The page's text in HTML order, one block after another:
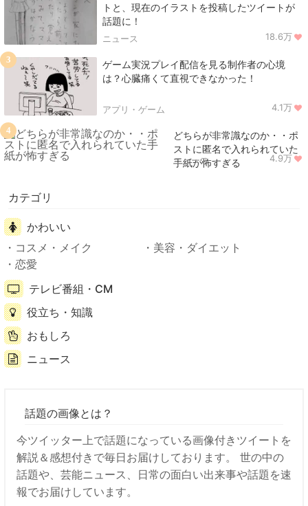
トと、現在のイラストを投稿したツイートが
話題に！
ニュース 18.6万
ゲーム実況プレイ配信を見る制作者の心境
は？心臓痛くて直視できなかった！
アプリ・ゲーム 4.1万
3
どちらが非常識なのか・・ポ
ストに匿名で入れられていた
手紙が怖すぎる
ニュース 4.9万
4
カテゴリ
かわいい
コスメ・メイク
美容・ダイエット
恋愛
テレビ番組・CM
役立ち・知識
おもしろ
ニュース
話題の画像とは？
今ツイッター上で話題になっている画像付きツイートを
解説＆感想付きで毎日お届けしております。 世の中の
話題や、芸能ニュース、日常の面白い出来事や話題を速
報でお届けしています。